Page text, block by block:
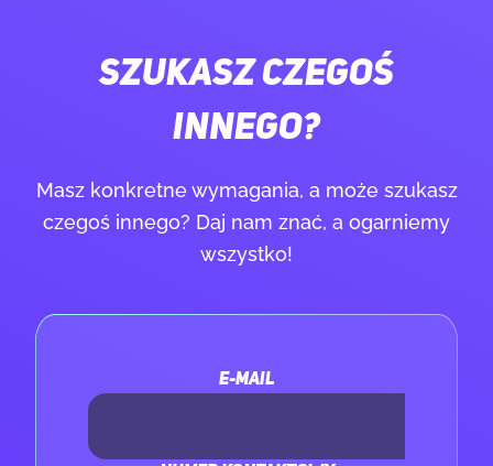
SZUKASZ CZEGOŚ
INNEGO?
Masz konkretne wymagania, a może szukasz
czegoś innego? Daj nam znać, a ogarniemy
wszystko!
E-MAIL